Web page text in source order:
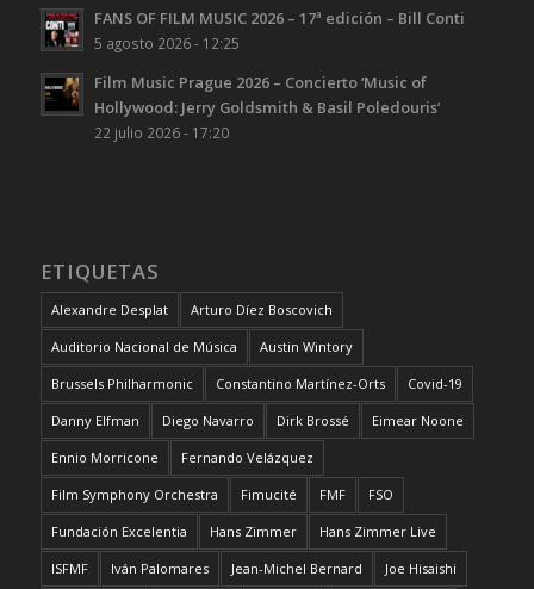
FANS OF FILM MUSIC 2026 – 17ª edición – Bill Conti
5 agosto 2026 - 12:25
Film Music Prague 2026 – Concierto ‘Music of
Hollywood: Jerry Goldsmith & Basil Poledouris’
22 julio 2026 - 17:20
ETIQUETAS
Alexandre Desplat Arturo Díez Boscovich
Auditorio Nacional de Música Austin Wintory
Brussels Philharmonic Constantino Martínez-Orts Covid-19
Danny Elfman Diego Navarro Dirk Brossé Eimear Noone
Ennio Morricone Fernando Velázquez
Film Symphony Orchestra Fimucité FMF FSO
Fundación Excelentia Hans Zimmer Hans Zimmer Live
ISFMF Iván Palomares Jean-Michel Bernard Joe Hisaishi